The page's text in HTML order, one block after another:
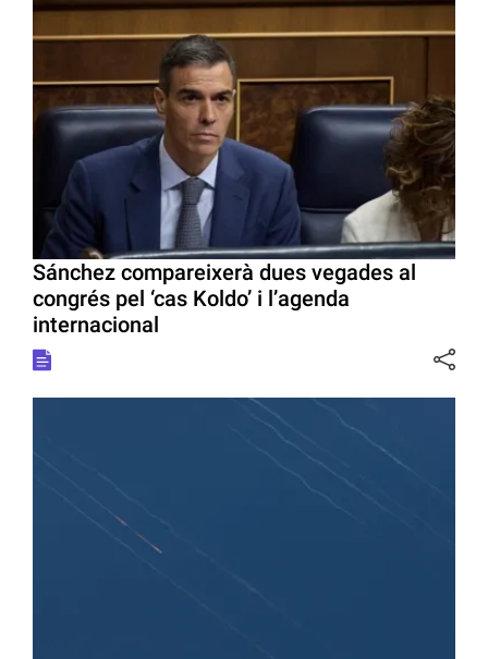
Sánchez compareixerà dues vegades al
congrés pel ‘cas Koldo’ i l’agenda
internacional